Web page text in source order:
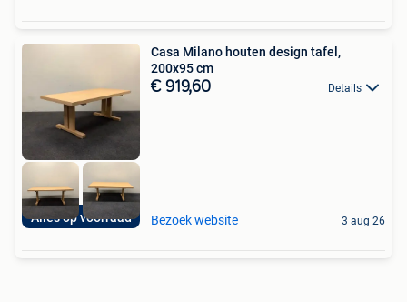
Alles op voorraad
Casa Milano houten design tafel,
200x95 cm
€ 919,60 Details
Bezoek website 3 aug 26